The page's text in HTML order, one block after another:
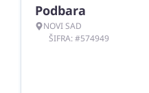
Podbara
NOVI SAD
ŠIFRA: #574949